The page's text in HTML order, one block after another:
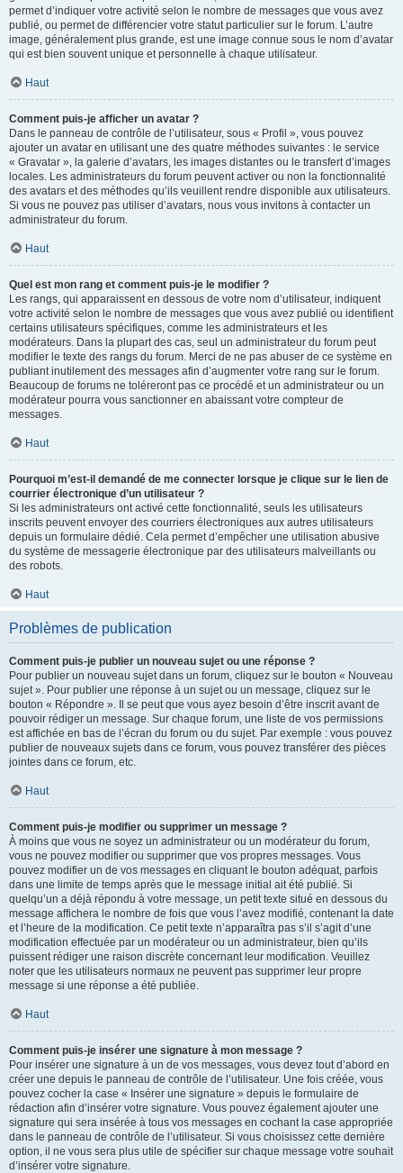
permet d’indiquer votre activité selon le nombre de messages que vous avez
publié, ou permet de différencier votre statut particulier sur le forum. L’autre
image, généralement plus grande, est une image connue sous le nom d’avatar
qui est bien souvent unique et personnelle à chaque utilisateur.
Haut
Comment puis-je afficher un avatar ?
Dans le panneau de contrôle de l’utilisateur, sous « Profil », vous pouvez
ajouter un avatar en utilisant une des quatre méthodes suivantes : le service
« Gravatar », la galerie d’avatars, les images distantes ou le transfert d’images
locales. Les administrateurs du forum peuvent activer ou non la fonctionnalité
des avatars et des méthodes qu’ils veuillent rendre disponible aux utilisateurs.
Si vous ne pouvez pas utiliser d’avatars, nous vous invitons à contacter un
administrateur du forum.
Haut
Quel est mon rang et comment puis-je le modifier ?
Les rangs, qui apparaissent en dessous de votre nom d’utilisateur, indiquent
votre activité selon le nombre de messages que vous avez publié ou identifient
certains utilisateurs spécifiques, comme les administrateurs et les
modérateurs. Dans la plupart des cas, seul un administrateur du forum peut
modifier le texte des rangs du forum. Merci de ne pas abuser de ce système en
publiant inutilement des messages afin d’augmenter votre rang sur le forum.
Beaucoup de forums ne toléreront pas ce procédé et un administrateur ou un
modérateur pourra vous sanctionner en abaissant votre compteur de
messages.
Haut
Pourquoi m’est-il demandé de me connecter lorsque je clique sur le lien de
courrier électronique d’un utilisateur ?
Si les administrateurs ont activé cette fonctionnalité, seuls les utilisateurs
inscrits peuvent envoyer des courriers électroniques aux autres utilisateurs
depuis un formulaire dédié. Cela permet d’empêcher une utilisation abusive
du système de messagerie électronique par des utilisateurs malveillants ou
des robots.
Haut
Problèmes de publication
Comment puis-je publier un nouveau sujet ou une réponse ?
Pour publier un nouveau sujet dans un forum, cliquez sur le bouton « Nouveau
sujet ». Pour publier une réponse à un sujet ou un message, cliquez sur le
bouton « Répondre ». Il se peut que vous ayez besoin d’être inscrit avant de
pouvoir rédiger un message. Sur chaque forum, une liste de vos permissions
est affichée en bas de l’écran du forum ou du sujet. Par exemple : vous pouvez
publier de nouveaux sujets dans ce forum, vous pouvez transférer des pièces
jointes dans ce forum, etc.
Haut
Comment puis-je modifier ou supprimer un message ?
À moins que vous ne soyez un administrateur ou un modérateur du forum,
vous ne pouvez modifier ou supprimer que vos propres messages. Vous
pouvez modifier un de vos messages en cliquant le bouton adéquat, parfois
dans une limite de temps après que le message initial ait été publié. Si
quelqu’un a déjà répondu à votre message, un petit texte situé en dessous du
message affichera le nombre de fois que vous l’avez modifié, contenant la date
et l’heure de la modification. Ce petit texte n’apparaîtra pas s’il s’agit d’une
modification effectuée par un modérateur ou un administrateur, bien qu’ils
puissent rédiger une raison discrète concernant leur modification. Veuillez
noter que les utilisateurs normaux ne peuvent pas supprimer leur propre
message si une réponse a été publiée.
Haut
Comment puis-je insérer une signature à mon message ?
Pour insérer une signature à un de vos messages, vous devez tout d’abord en
créer une depuis le panneau de contrôle de l’utilisateur. Une fois créée, vous
pouvez cocher la case « Insérer une signature » depuis le formulaire de
rédaction afin d’insérer votre signature. Vous pouvez également ajouter une
signature qui sera insérée à tous vos messages en cochant la case appropriée
dans le panneau de contrôle de l’utilisateur. Si vous choisissez cette dernière
option, il ne vous sera plus utile de spécifier sur chaque message votre souhait
d’insérer votre signature.